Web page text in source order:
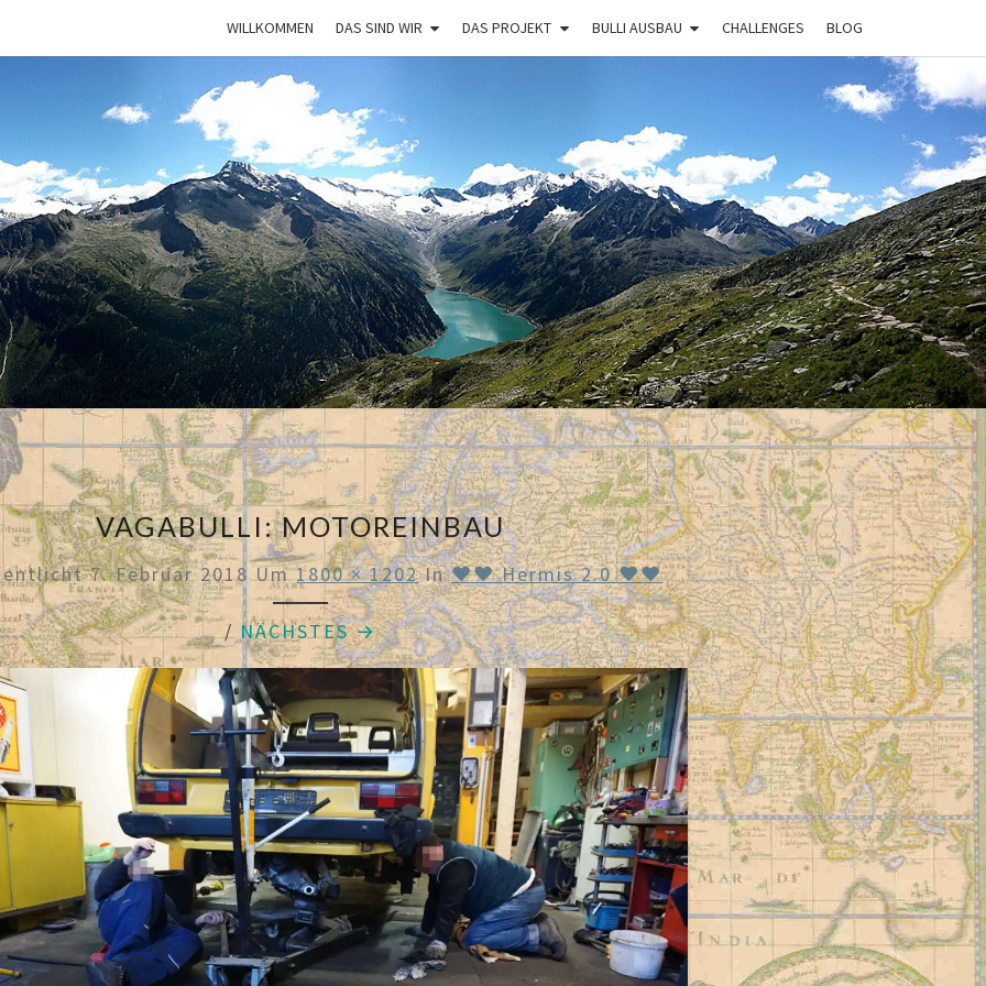
WILLKOMMEN DAS SIND WIR DAS PROJEKT BULLI AUSBAU CHALLENGES BLOG
VAGABULLI
Mit Dem
Bulli Um
Die Welt:
Ein Jahr
Auf
Weltreise
VAGABULLI: MOTOREINBAU
7. Februar 2018Um1800 × 1202In♥♥ Hermis 2.0 ♥♥
/ NÄCHSTES →